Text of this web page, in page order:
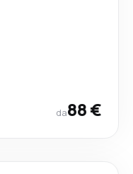
da88 €